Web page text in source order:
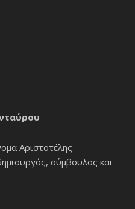
Αριστοτέλης
σύμβουλος και